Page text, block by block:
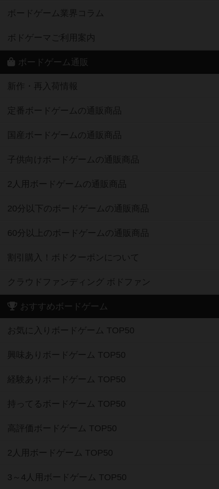
ボードゲーム業界コラム
ボドゲーマご利用案内
ボードゲーム通販
新作・再入荷情報
定番ボードゲームの通販商品
国産ボードゲームの通販商品
子供向けボードゲームの通販商品
2人用ボードゲームの通販商品
20分以下のボードゲームの通販商品
60分以上のボードゲームの通販商品
割引購入！ボドクーポンについて
クラウドファンディング ボドファン
おすすめボードゲーム
お気に入りボードゲーム TOP50
興味ありボードゲーム TOP50
経験ありボードゲーム TOP50
持ってるボードゲーム TOP50
高評価ボードゲーム TOP50
2人用ボードゲーム TOP50
3～4人用ボードゲーム TOP50